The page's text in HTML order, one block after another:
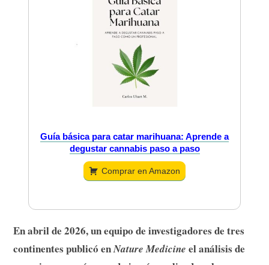
Guía básica para catar marihuana: Aprende a
degustar cannabis paso a paso
Comprar en Amazon
En abril de 2026, un equipo de investigadores de tres
continentes publicó enNature Medicine el análisis de